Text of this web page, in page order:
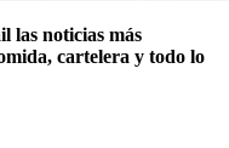
las noticias más
cartelera y todo lo